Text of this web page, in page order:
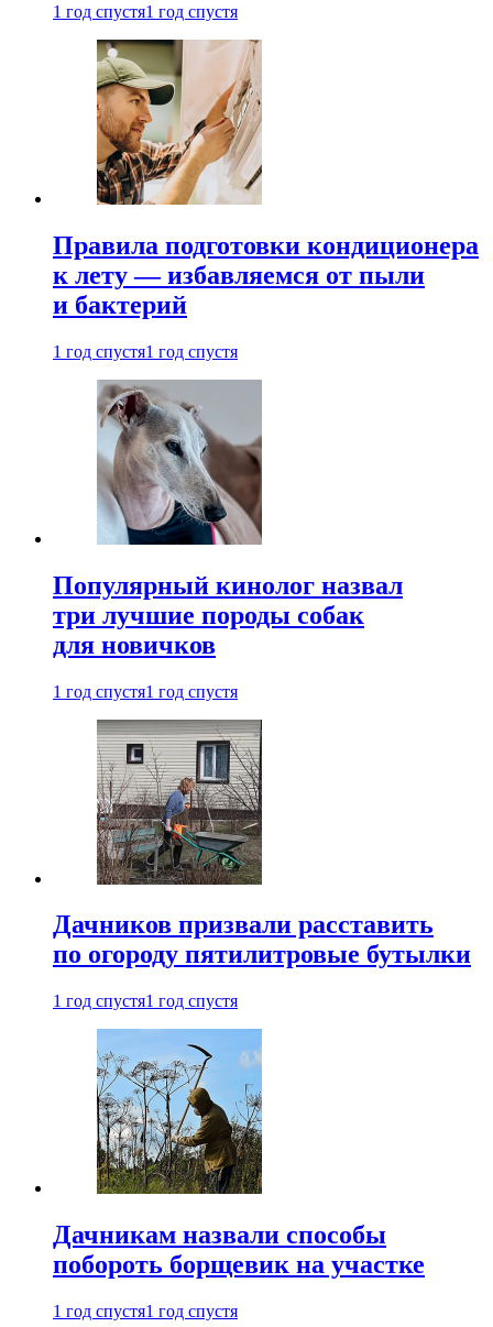
1 год спустя1 год спустя
Правила подготовки кондиционера
к лету — избавляемся от пыли
и бактерий
1 год спустя1 год спустя
Популярный кинолог назвал
три лучшие породы собак
для новичков
1 год спустя1 год спустя
Дачников призвали расставить
по огороду пятилитровые бутылки
1 год спустя1 год спустя
Дачникам назвали способы
побороть борщевик на участке
1 год спустя1 год спустя